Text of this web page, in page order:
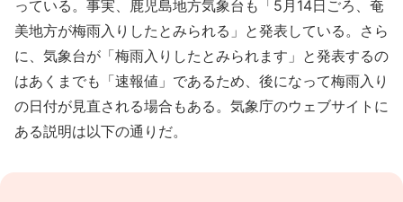
っている。事実、鹿児島地方気象台も「5月14日ごろ、奄
美地方が梅雨入りしたとみられる」と発表している。さら
に、気象台が「梅雨入りしたとみられます」と発表するの
はあくまでも「速報値」であるため、後になって梅雨入り
の日付が見直される場合もある。気象庁のウェブサイトに
ある説明は以下の通りだ。